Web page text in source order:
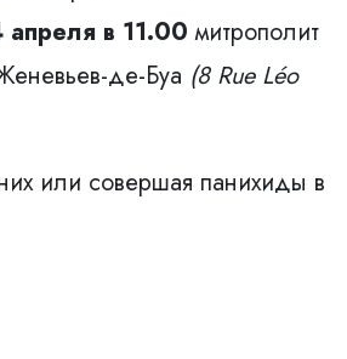
апреля в 11.00 митрополит
де-Буа (8 Rue Léo
или совершая панихиды в